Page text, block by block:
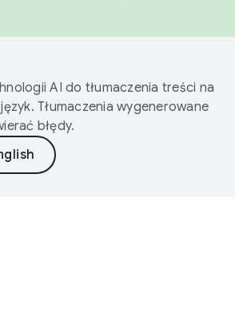
AI do tłumaczenia treści na
Tłumaczenia wygenerowane
błędy.